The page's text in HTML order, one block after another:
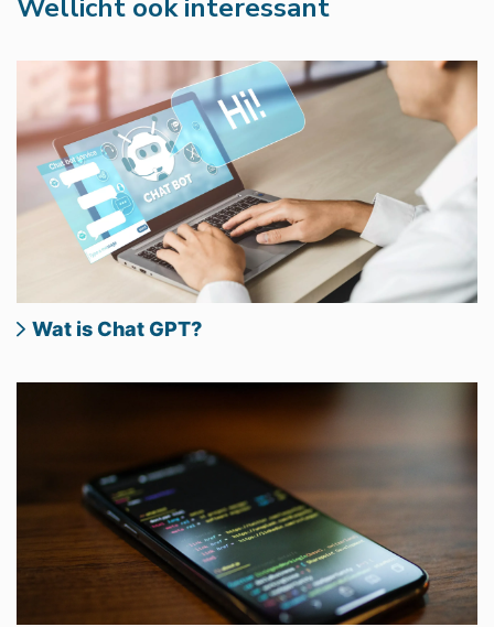
Wellicht ook interessant
Wat is Chat GPT?